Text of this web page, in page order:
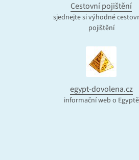
Cestovní pojištění
sjednejte si výhodné
pojištění
egypt-dovolena.cz
informační web o Egyptě